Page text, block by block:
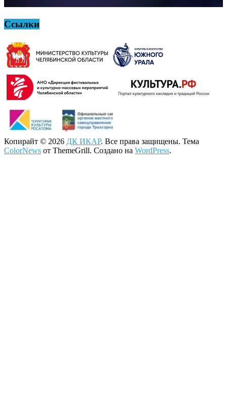
Ссылки
Копирайт © 2026 ДК ИКАР. Все права защищены. Тема
ColorNews от ThemeGrill. Создано на WordPress.